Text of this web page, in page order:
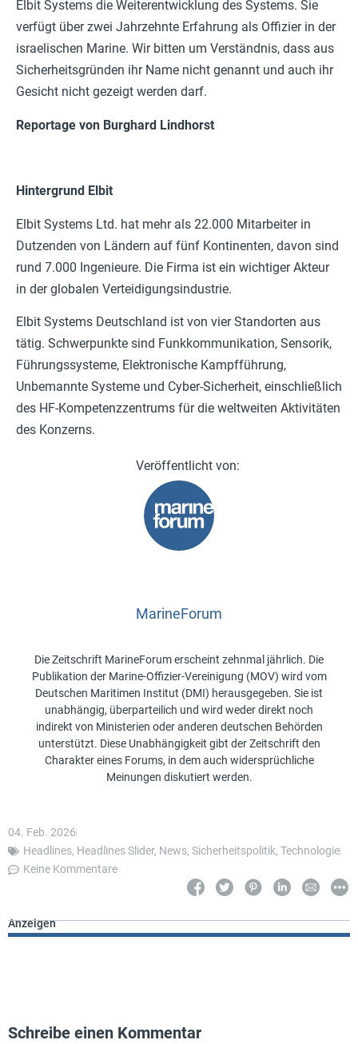
Elbit Systems die Weiterentwicklung des Systems. Sie
verfügt über zwei Jahrzehnte Erfahrung als Offizier in der
israelischen Marine. Wir bitten um Verständnis, dass aus
Sicherheitsgründen ihr Name nicht genannt und auch ihr
Gesicht nicht gezeigt werden darf.
Reportage von Burghard Lindhorst
Hintergrund Elbit
Elbit Systems Ltd. hat mehr als 22.000 Mitarbeiter in
Dutzenden von Ländern auf fünf Kontinenten, davon sind
rund 7.000 Ingenieure. Die Firma ist ein wichtiger Akteur
in der globalen Verteidigungsindustrie.
Elbit Systems Deutschland ist von vier Standorten aus
tätig. Schwerpunkte sind Funkkommunikation, Sensorik,
Führungssysteme, Elektronische Kampfführung,
Unbemannte Systeme und Cyber-Sicherheit, einschließlich
des HF-Kompetenzzentrums für die weltweiten Aktivitäten
des Konzerns.
MarineForum
Die Zeitschrift MarineForum erscheint zehnmal jährlich. Die
Publikation der Marine-Offizier-Vereinigung (MOV) wird vom
Deutschen Maritimen Institut (DMI) herausgegeben. Sie ist
unabhängig, überparteilich und wird weder direkt noch
indirekt von Ministerien oder anderen deutschen Behörden
unterstützt. Diese Unabhängigkeit gibt der Zeitschrift den
Charakter eines Forums, in dem auch widersprüchliche
Meinungen diskutiert werden.
04. Feb. 2026
Headlines, Headlines Slider, News, Sicherheitspolitik, Technologie
Keine Kommentare
Anzeigen
Schreibe einen Kommentar